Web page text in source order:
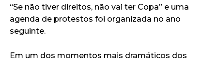
“Se não tiver direitos, não vai ter Copa” e uma
agenda de protestos foi organizada no ano
seguinte.
Em um dos momentos mais dramáticos dos